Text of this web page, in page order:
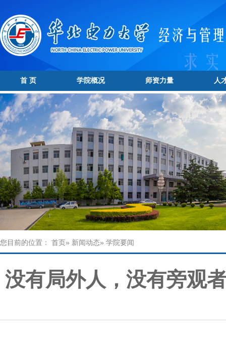
首 页 学院概况 师资力量 人
您目前的位置： 首页» 新闻动态» 学院要闻
没有局外人，没有旁观